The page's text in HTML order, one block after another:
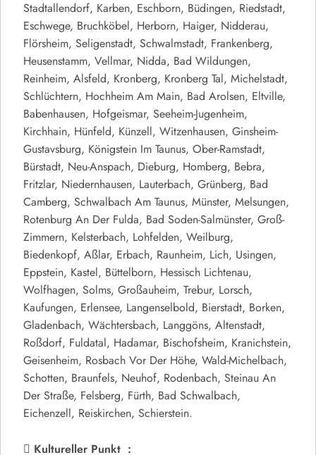
Stadtallendorf, Karben, Eschborn, Büdingen, Riedstadt,
Eschwege, Bruchköbel, Herborn, Haiger, Nidderau,
Flörsheim, Seligenstadt, Schwalmstadt, Frankenberg,
Heusenstamm, Vellmar, Nidda, Bad Wildungen,
Reinheim, Alsfeld, Kronberg, Kronberg Tal, Michelstadt,
Schlüchtern, Hochheim Am Main, Bad Arolsen, Eltville,
Babenhausen, Hofgeismar, Seeheim-Jugenheim,
Kirchhain, Hünfeld, Künzell, Witzenhausen, Ginsheim-
Gustavsburg, Königstein Im Taunus, Ober-Ramstadt,
Bürstadt, Neu-Anspach, Dieburg, Homberg, Bebra,
Fritzlar, Niedernhausen, Lauterbach, Grünberg, Bad
Camberg, Schwalbach Am Taunus, Münster, Melsungen,
Rotenburg An Der Fulda, Bad Soden-Salmünster, Groß-
Zimmern, Kelsterbach, Lohfelden, Weilburg,
Biedenkopf, Aßlar, Erbach, Raunheim, Lich, Usingen,
Eppstein, Kastel, Büttelborn, Hessisch Lichtenau,
Wolfhagen, Solms, Großauheim, Trebur, Lorsch,
Kaufungen, Erlensee, Langenselbold, Bierstadt, Borken,
Gladenbach, Wächtersbach, Langgöns, Altenstadt,
Roßdorf, Fuldatal, Hadamar, Bischofsheim, Kranichstein,
Geisenheim, Rosbach Vor Der Höhe, Wald-Michelbach,
Schotten, Braunfels, Neuhof, Rodenbach, Steinau An
Der Straße, Felsberg, Fürth, Bad Schwalbach,
Eichenzell, Reiskirchen, Schierstein.
Kultureller Punkt :